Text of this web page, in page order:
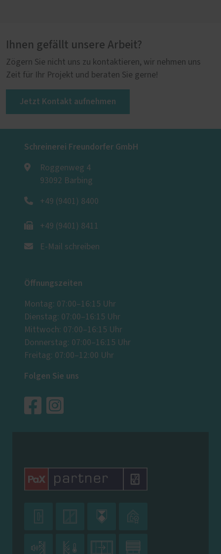
Ihnen gefällt unsere Arbeit?
Zögern Sie nicht uns zu kontaktieren, wir nehmen uns
Zeit für Ihr Projekt und beraten Sie gerne!
Jetzt Kontakt aufnehmen
Schreinerei Freundorfer GmbH
Roggenweg 4
93092 Barbing
+49 (9401) 8400
+49 (9401) 8411
E-Mail schreiben
Öffnungszeiten
Montag: 07:00–16:15 Uhr
Dienstag: 07:00–16:15 Uhr
Mittwoch: 07:00–16:15 Uhr
Donnerstag: 07:00–16:15 Uhr
Freitag: 07:00–12:00 Uhr
Folgen Sie uns
   
   